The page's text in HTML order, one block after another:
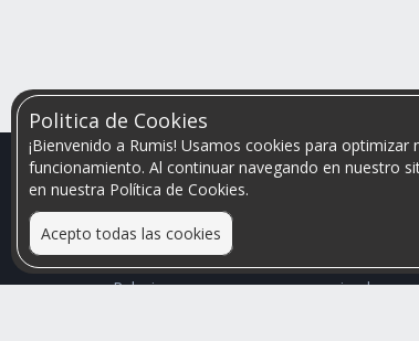
Politica de Cookies
¡Bienvenido a Rumis! Usamos cookies para
funcionamiento. Al continuar navegando en nuestro
en nuestra Política de Cookies.
Acepto todas las cookies
Relacionamos personas que arriendan